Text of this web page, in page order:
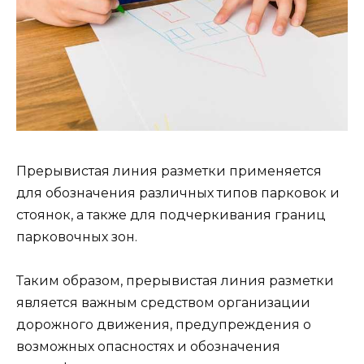
Прерывистая линия разметки применяется
для обозначения различных типов парковок и
стоянок, а также для подчеркивания границ
парковочных зон.
Таким образом, прерывистая линия разметки
является важным средством организации
дорожного движения, предупреждения о
возможных опасностях и обозначения